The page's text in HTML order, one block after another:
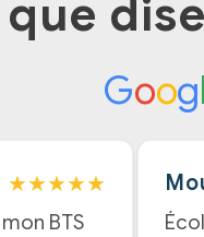
que
Googl
★★★★★
BTS